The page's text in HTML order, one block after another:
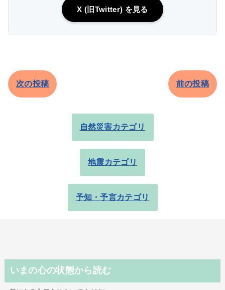
X (旧Twitter) を見る
次の投稿 前の投稿
自然災害カテゴリ
地震カテゴリ
予知・予言カテゴリ
いまの心の状態から読む